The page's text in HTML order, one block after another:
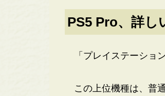
PS5 Pro、詳し
「プレイステーショ
この上位機種は、普